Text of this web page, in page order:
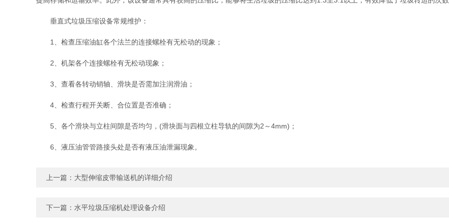
垂直式垃圾压缩设备常规维护：
1、检查压缩油缸各个法兰的连接螺栓有无松动的现象；
2、机架各个连接螺栓有无松动现象；
3、查看各转动销轴、滑块是否需加注润滑油；
4、检查行程开关断、合位置是否准确；
5、各个滑块与立柱间隙是否均匀，(滑块面与四根立柱导轨的间隙为2～4mm)；
6、液压油管管路接头处是否有液压油泄漏现象。
上一篇： 大型伸缩皮带输送机的详细介绍
下一篇： 水平垃圾压缩机处理设备介绍